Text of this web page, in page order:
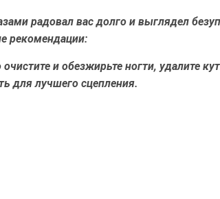
радовал вас долго и выглядел
рекомендации:
и обезжирьте ногти, удалите
для лучшего сцепления.